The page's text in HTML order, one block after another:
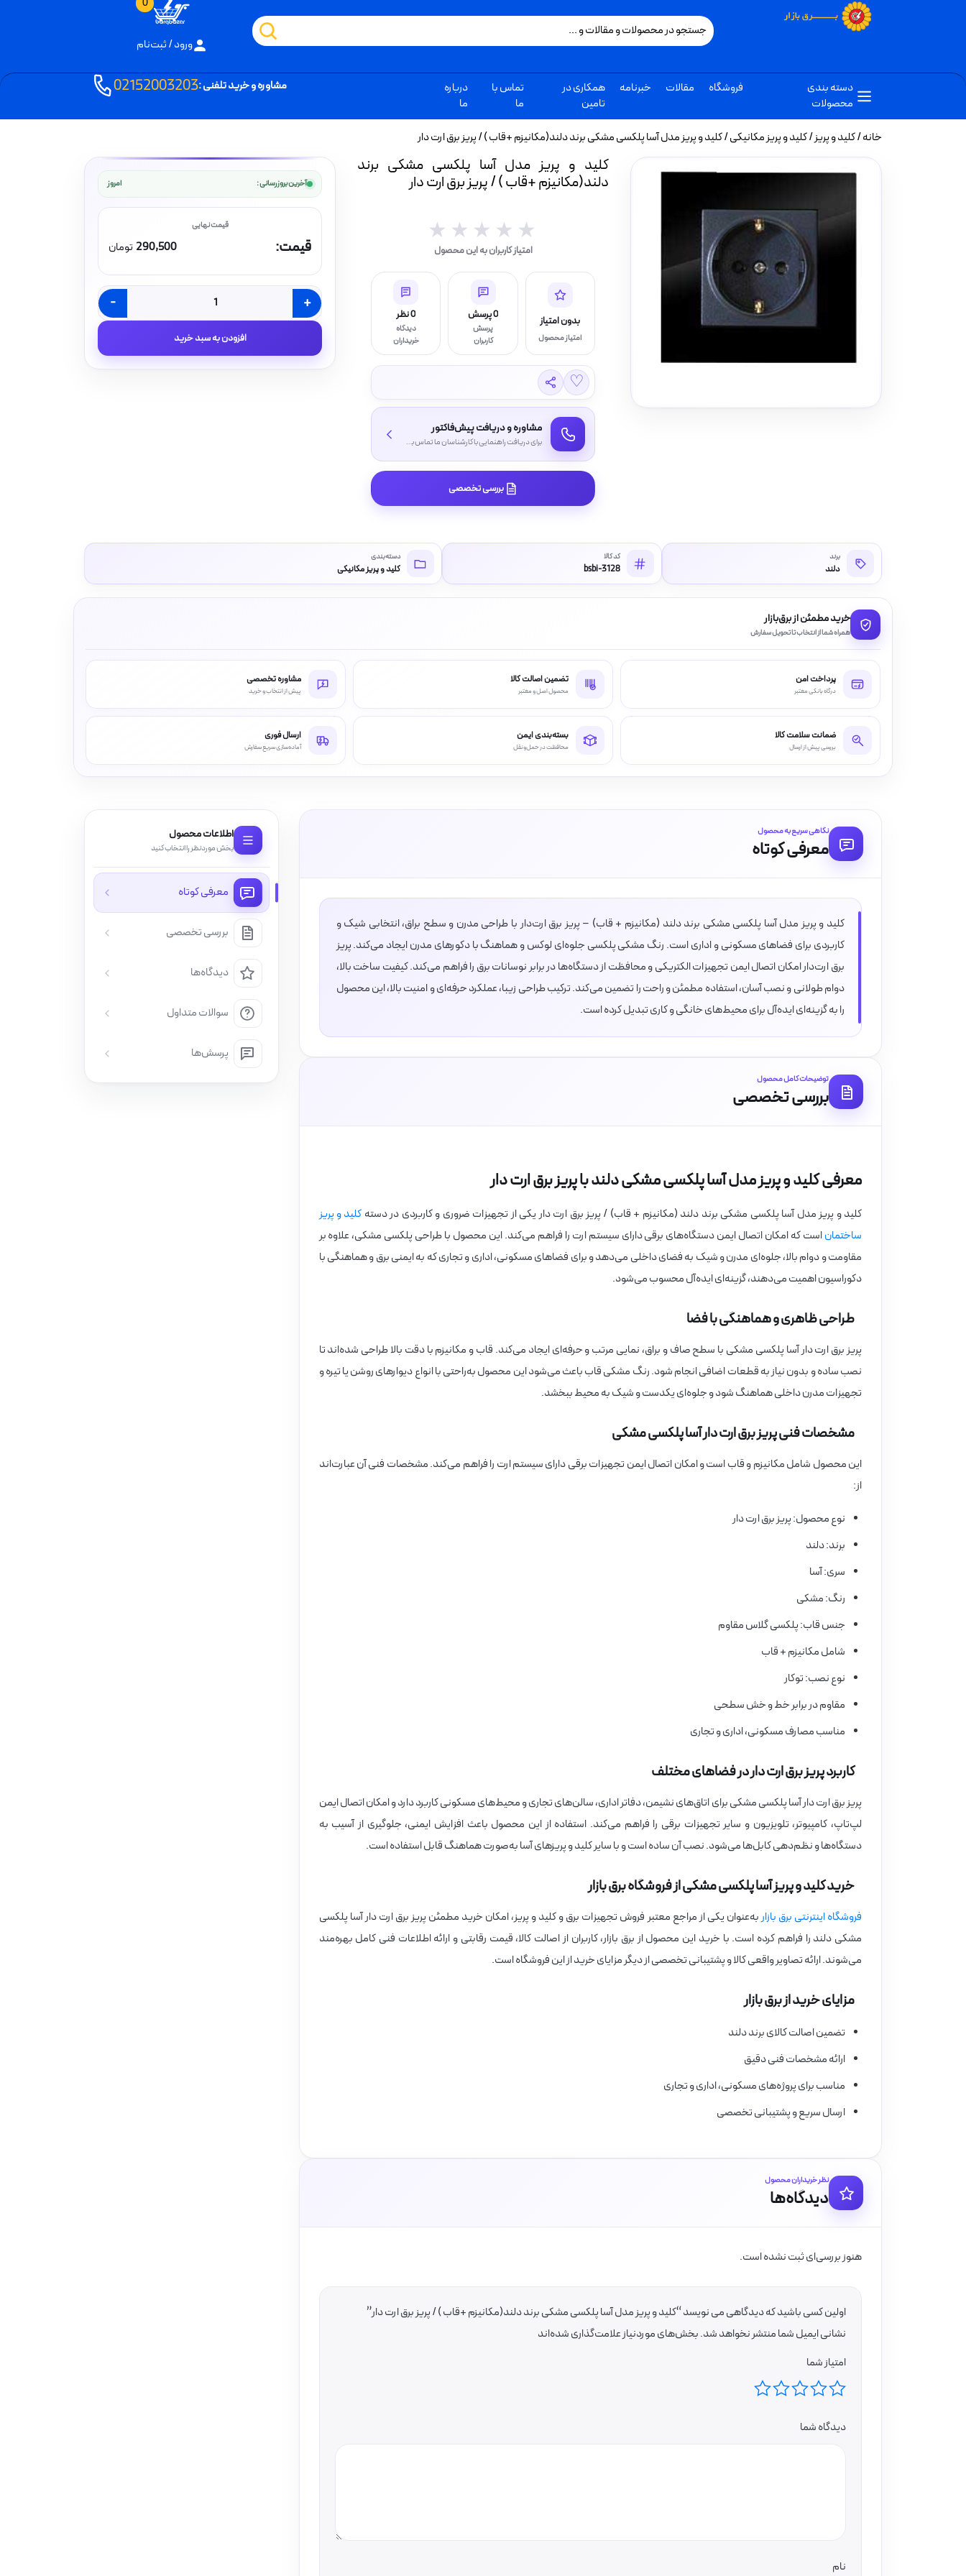
0
ورود / ثبت‌نام
دسته بندی
محصولات
فروشگاه مقالات خبرنامه
همکاری در
تامین
تماس با
ما
درباره
ما
مشاوره و خرید تلفنی :02152003203
خانه/کلید و پریز/کلید و پریز مکانیکی/ کلید و پریز مدل آسا پلکسی مشکی برند دلند(مکانیزم +قاب ) / پریز برق ارت دار
کلید و پریز مدل آسا پلکسی مشکی برند
دلند(مکانیزم +قاب ) / پریز برق ارت دار
★★★★★
امتیاز کاربران به این محصول
بدون امتیاز
امتیاز محصول
0 پرسش
پرسش
کاربران
0 نظر
دیدگاه
خریداران
♡
مشاوره و دریافت پیش‌فاکتور
برای دریافت راهنمایی با کارشناسان ما تماس بگیرید
بررسی تخصصی
آخرین بروزرسانی : امروز
قیمت: تومان
-
و
پریز
مدل
دار
+
افزودن به سبد خرید
اطلاعات محصول
بخش موردنظر را انتخاب کنید
معرفی کوتاه
بررسی تخصصی
دیدگاه‌ها
سوالات متداول
پرسش‌ها
نگاهی سریع به محصول
معرفی کوتاه
کلید و پریز مدل آسا پلکسی مشکی برند دلند (مکانیزم + قاب) – پریز برق ارت‌دار با طراحی مدرن و سطح براق، انتخابی شیک و
کاربردی برای فضاهای مسکونی و اداری است. رنگ مشکی پلکسی جلوه‌ای لوکس و هماهنگ با دکورهای مدرن ایجاد می‌کند. پریز
برق ارت‌دار امکان اتصال ایمن تجهیزات الکتریکی و محافظت از دستگاه‌ها در برابر نوسانات برق را فراهم می‌کند. کیفیت ساخت بالا،
دوام طولانی و نصب آسان، استفاده مطمئن و راحت را تضمین می‌کند. ترکیب طراحی زیبا، عملکرد حرفه‌ای و امنیت بالا، این محصول
را به گزینه‌ای ایده‌آل برای محیط‌های خانگی و کاری تبدیل کرده است.
توضیحات کامل محصول
بررسی تخصصی
معرفی کلید و پریز مدل آسا پلکسی مشکی دلند با پریز برق ارت دار
کلید و پریز مدل آسا پلکسی مشکی برند دلند (مکانیزم + قاب) / پریز برق ارت دار یکی از تجهیزات ضروری و کاربردی در دسته کلید و پریز
ساختماناست که امکان اتصال ایمن دستگاه‌های برقی دارای سیستم ارت را فراهم می‌کند. این محصول با طراحی پلکسی مشکی، علاوه بر
مقاومت و دوام بالا، جلوه‌ای مدرن و شیک به فضای داخلی می‌دهد و برای فضاهای مسکونی، اداری و تجاری که به ایمنی برق و هماهنگی با
دکوراسیون اهمیت می‌دهند، گزینه‌ای ایده‌آل محسوب می‌شود.
طراحی ظاهری و هماهنگی با فضا
پریز برق ارت دار آسا پلکسی مشکی با سطح صاف و براق، نمایی مرتب و حرفه‌ای ایجاد می‌کند. قاب و مکانیزم با دقت بالا طراحی شده‌اند تا
نصب ساده و بدون نیاز به قطعات اضافی انجام شود. رنگ مشکی قاب باعث می‌شود این محصول به‌راحتی با انواع دیوارهای روشن یا تیره و
تجهیزات مدرن داخلی هماهنگ شود و جلوه‌ای یکدست و شیک به محیط ببخشد.
مشخصات فنی پریز برق ارت دار آسا پلکسی مشکی
این محصول شامل مکانیزم و قاب است و امکان اتصال ایمن تجهیزات برقی دارای سیستم ارت را فراهم می‌کند. مشخصات فنی آن عبارت‌اند
از:
نوع محصول: پریز برق ارت دار
برند: دلند
سری: آسا
رنگ: مشکی
جنس قاب: پلکسی گلاس مقاوم
شامل مکانیزم + قاب
نوع نصب: توکار
مقاوم در برابر خط و خش سطحی
مناسب مصارف مسکونی، اداری و تجاری
کاربرد پریز برق ارت دار در فضاهای مختلف
پریز برق ارت دار آسا پلکسی مشکی برای اتاق‌های نشیمن، دفاتر اداری، سالن‌های تجاری و محیط‌های مسکونی کاربرد دارد و امکان اتصال ایمن
لپ‌تاپ، کامپیوتر، تلویزیون و سایر تجهیزات برقی را فراهم می‌کند. استفاده از این محصول باعث افزایش ایمنی، جلوگیری از آسیب به
دستگاه‌ها و نظم‌دهی کابل‌ها می‌شود. نصب آن ساده است و با سایر کلید و پریزهای آسا به‌صورت هماهنگ قابل استفاده است.
خرید کلید و پریز آسا پلکسی مشکی از فروشگاه برق بازار
فروشگاه اینترنتی برق بازاربه‌عنوان یکی از مراجع معتبر فروش تجهیزات برق و کلید و پریز، امکان خرید مطمئن پریز برق ارت دار آسا پلکسی
مشکی دلند را فراهم کرده است. با خرید این محصول از برق بازار، کاربران از اصالت کالا، قیمت رقابتی و ارائه اطلاعات فنی کامل بهره‌مند
می‌شوند. ارائه تصاویر واقعی کالا و پشتیبانی تخصصی از دیگر مزایای خرید از این فروشگاه است.
مزایای خرید از برق بازار
تضمین اصالت کالای برند دلند
ارائه مشخصات فنی دقیق
مناسب برای پروژه‌های مسکونی، اداری و تجاری
ارسال سریع و پشتیبانی تخصصی
نظر خریداران محصول
دیدگاه‌ها
هنوز بررسی‌ای ثبت نشده است.
اولین کسی باشید که دیدگاهی می نویسد “کلید و پریز مدل آسا پلکسی مشکی برند دلند(مکانیزم +قاب ) / پریز برق ارت دار”
نشانی ایمیل شما منتشر نخواهد شد.بخش‌های موردنیاز علامت‌گذاری شده‌اند
امتیاز شما
دیدگاه شما
نام
برند
دلند
کد کالا
bsbi-3128
دسته‌بندی
کلید و پریز مکانیکی
خرید مطمئن از برق‌بازار
همراه شما از انتخاب تا تحویل سفارش
پرداخت امن
درگاه بانکی معتبر
تضمین اصالت کالا
محصول اصل و معتبر
مشاوره تخصصی
پیش از انتخاب و خرید
ضمانت سلامت کالا
بررسی پیش از ارسال
بسته‌بندی ایمن
محافظت در حمل‌ونقل
ارسال فوری
آماده‌سازی سریع سفارش